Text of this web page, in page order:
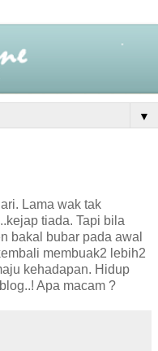
▼
Lama wak tak
tiada. Tapi bila
bakal bubar pada awal
membuak2 lebih2
kehadapan. Hidup
Apa macam ?